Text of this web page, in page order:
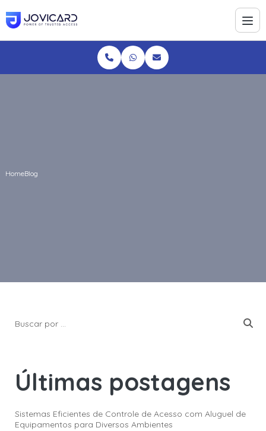
HomeBlog
Últimas postagens
Sistemas Eficientes de Controle de Acesso com Aluguel de
Equipamentos para Diversos Ambientes